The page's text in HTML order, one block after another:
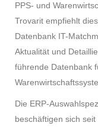
PPS- und
Trovarit empfiehlt
Datenbank IT-
Aktualität und
führende Datenbank
Die ERP-
beschäftigen sich